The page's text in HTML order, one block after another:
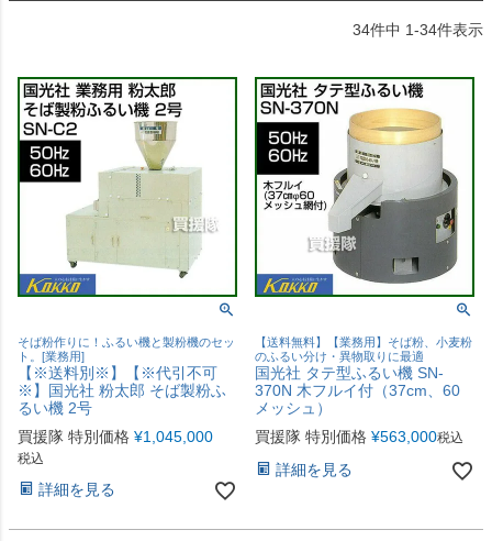
34件中 1-34件表示
そば粉作りに！ふるい機と製粉機のセッ
ト。[業務用]
【※送料別※】【※代引不可
※】国光社 粉太郎 そば製粉ふ
るい機 2号
買援隊 特別価格 ¥1,045,000
税込
詳細を見る
【送料無料】【業務用】そば粉、小麦粉
のふるい分け・異物取りに最適
国光社 タテ型ふるい機 SN-
370N 木フルイ付（37cm、60
メッシュ）
買援隊 特別価格 ¥563,000税込
詳細を見る